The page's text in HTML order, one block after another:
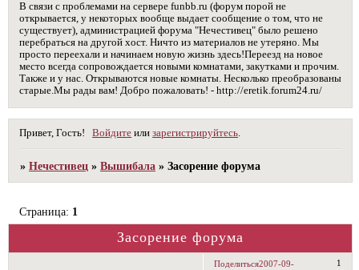
В связи с проблемами на сервере funbb.ru (форум порой не
открывается, у некоторых вообще выдает сообщение о том, что не
существует), администрацией форума "Нечестивец" было решено
перебраться на другой хост. Ничто из материалов не утеряно. Мы
просто переехали и начинаем новую жизнь здесь!Переезд на новое
место всегда сопровождается новыми комнатами, закутками и прочим.
Также и у нас. Открываются новые комнаты. Несколько преобразованы
старые.Мы рады вам! Добро пожаловать! - http://eretik.forum24.ru/
Привет, Гость! Войдите илизарегистрируйтесь
»Нечестивец »Вышибала »Засорение форума
Засорение форума
Страница: 1
Поделиться 1
2007-09-